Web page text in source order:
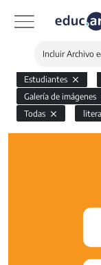
Incluir Archivo
Estudiantes
Galería de imágenes
Todas